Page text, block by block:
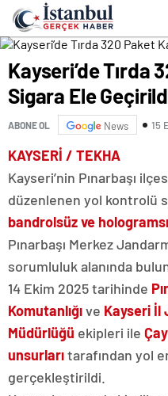
Kayseri’de Tırda
Sigara Ele
ABONE OL News 15
KAYSERİ / TEKHA
Kayseri’nin Pınarbaşı
düzenlenen yol kontrolü
bandrolsüz ve
Pınarbaşı Merkez
sorumluluk alanında
14 Ekim 2025 tarihinde
Komutanlığıve Kayseri İl
Müdürlüğü ekipleri ile
unsurlarıtarafından yol
gerçekleştirildi.